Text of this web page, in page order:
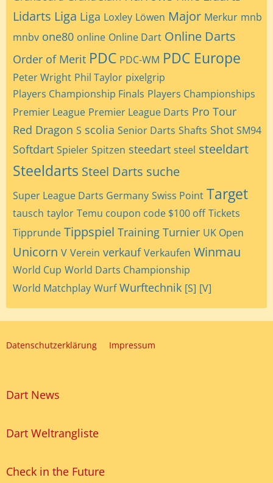
Lidarts Liga Liga Loxley Löwen Major Merkur mnb
mnbv one80 online Online Dart Online Darts
Order of Merit PDC PDC-WM PDC Europe
Peter Wright Phil Taylor pixelgrip
Players Championship Finals Players Championships
Premier League Premier League Darts Pro Tour
Red Dragon S scolia Senior Darts Shafts Shot SM94
Softdart Spieler Spitzen steedart steel steeldart
Steeldarts Steel Darts suche
Super League Darts Germany Swiss Point Target
tausch taylor Temu coupon code $100 off Tickets
Tipprunde Tippspiel Training Turnier UK Open
Unicorn V Verein verkauf Verkaufen Winmau
World Cup World Darts Championship
World Matchplay Wurf Wurftechnik [S] [V]
Datenschutzerklärung Impressum
Dart News
Dart Weltrangliste
Check in the Future